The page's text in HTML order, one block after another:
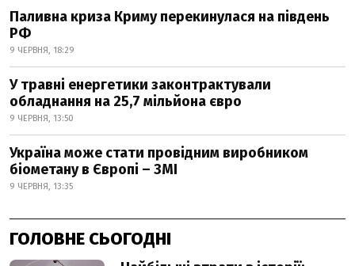
Паливна криза Криму перекинулася на південь
РФ
9 ЧЕРВНЯ, 18:29
У травні енергетики законтрактували
обладнання на 25,7 мільйона євро
9 ЧЕРВНЯ, 13:50
Україна може стати провідним виробником
біометану в Європі – ЗМІ
9 ЧЕРВНЯ, 13:35
ГОЛОВНЕ СЬОГОДНІ